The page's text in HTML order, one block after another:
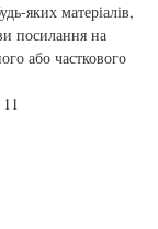
яких матеріалів,
посилання на
або часткового